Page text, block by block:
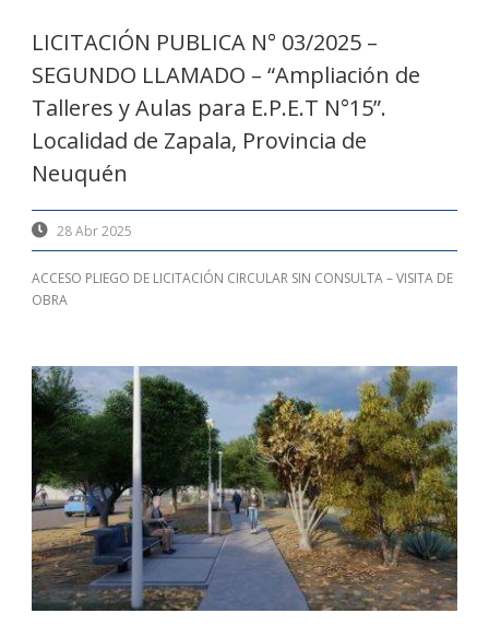
LICITACIÓN PUBLICA N° 03/2025 –
SEGUNDO LLAMADO – “Ampliación de
Talleres y Aulas para E.P.E.T N°15”.
Localidad de Zapala, Provincia de
Neuquén
28 Abr 2025
ACCESO PLIEGO DE LICITACIÓN CIRCULAR SIN CONSULTA – VISITA DE
OBRA